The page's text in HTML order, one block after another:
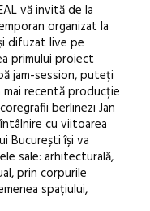
vă invită de la
organizat la
difuzat live pe
primului proiect
jam-session, puteți
mai recentă producție
berlinezi Jan
cu viitoarea
București își va
sale: arhitecturală,
prin corpurile
spațiului,